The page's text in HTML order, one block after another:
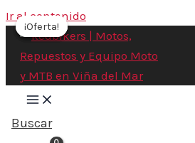
Ir al contenido
Buscar
¡Oferta!
¡Oferta!
¡Oferta!
¡Oferta!